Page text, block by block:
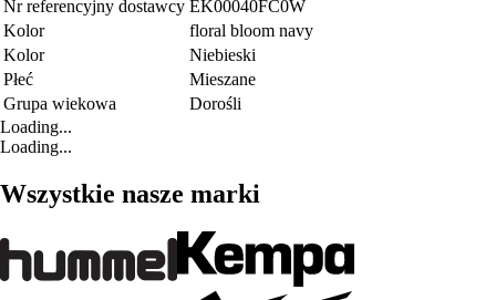
Nr referencyjny dostawcy EK00040FC0W
Kolor
floral bloom navy
Kolor
Niebieski
Płeć
Mieszane
Grupa wiekowa
Dorośli
Loading...
Loading...
Wszystkie nasze marki